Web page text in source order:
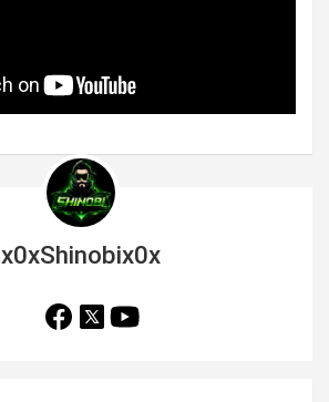
x0xShinobix0x